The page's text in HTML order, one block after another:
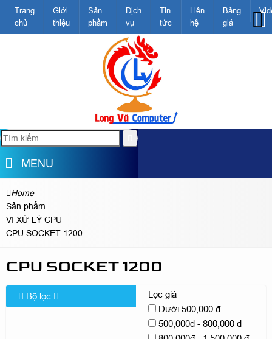
Trang
chủ
Giới
thiệu
Sản
phẩm
Dịch
vụ
Tin
tức
Liên
hệ
Bảng
giá
MENU
Home
Sản phẩm
VI XỬ LÝ CPU
CPU SOCKET 1200
CPU SOCKET 1200
Bộ lọc
Lọc giá
Dưới 500,000 đ
500,000đ - 800,000 đ